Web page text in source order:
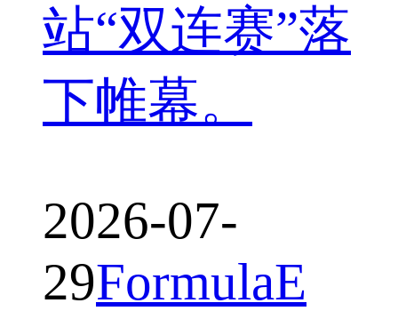
站“双连赛”落
下帷幕。
2026-07-
29FormulaE